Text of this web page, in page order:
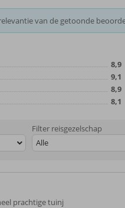
van de getoonde
8,9
9,1
8,9
8,1
Filter reisgezelschap
Alle
prachtige tuinj